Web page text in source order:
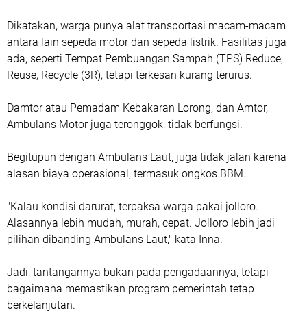
Dikatakan, warga punya alat transportasi macam-macam
antara lain sepeda motor dan sepeda listrik. Fasilitas juga
ada, seperti Tempat Pembuangan Sampah (TPS) Reduce,
Reuse, Recycle (3R), tetapi terkesan kurang terurus.
Damtor atau Pemadam Kebakaran Lorong, dan Amtor,
Ambulans Motor juga teronggok, tidak berfungsi.
Begitupun dengan Ambulans Laut, juga tidak jalan karena
alasan biaya operasional, termasuk ongkos BBM.
"Kalau kondisi darurat, terpaksa warga pakai jolloro.
Alasannya lebih mudah, murah, cepat. Jolloro lebih jadi
pilihan dibanding Ambulans Laut," kata Inna.
Jadi, tantangannya bukan pada pengadaannya, tetapi
bagaimana memastikan program pemerintah tetap
berkelanjutan.